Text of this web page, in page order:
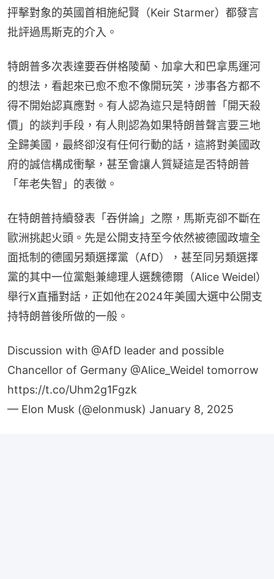
抨擊對象的英國首相施紀賢（Keir Starmer）都發言
批評過馬斯克的介入。
特朗普多次表達要吞併格陵蘭、加拿大和巴拿馬運河
的想法，看起來已愈不愈不像開玩笑，涉事各方都不
得不開始認真應對。有人認為這只是特朗普「開天殺
價」的談判手段，有人則認為如果特朗普聲言要三地
全歸美國，最終卻沒有任何行動的話，這將對美國政
府的誠信構成衝擊，甚至會讓人質疑這是否特朗普
「年老失智」的表徵。
在特朗普持續發表「吞併論」之際，馬斯克卻不斷在
歐洲挑起火頭。先是公開支持至今依然被德國政壇全
面抵制的德國另類選擇黨（AfD），甚至同另類選擇
黨的其中一位黨魁兼總理人選魏德爾（Alice Weidel）
舉行X直播對話，正如他在2024年美國大選中公開支
持特朗普後所做的一般。
Discussion with @AfD leader and possible
Chancellor of Germany @Alice_Weidel tomorrow
https://t.co/Uhm2g1Fgzk
— Elon Musk (@elonmusk) January 8, 2025